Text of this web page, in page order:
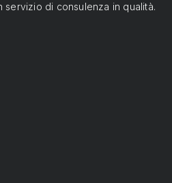
servizio di consulenza in qualità.